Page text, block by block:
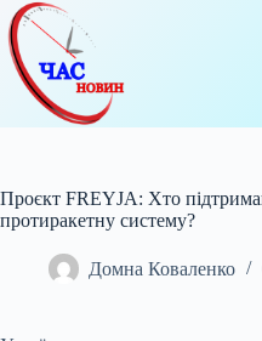
Перейти
до
вмісту
Проєкт FREYJA: Хто
протиракетну систему?
Домна Коваленко